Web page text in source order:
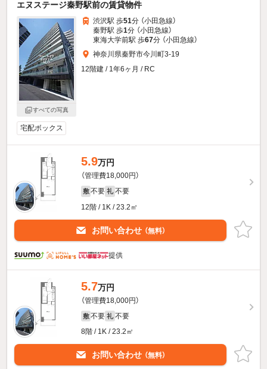
エヌステージ秦野駅前の賃貸物件
すべての写真
渋沢駅 歩51分 （小田急線）
秦野駅 歩1分 （小田急線）
東海大学前駅 歩67分 （小田急線）
神奈川県秦野市今川町3-19
12階建 / 1年6ヶ月 / RC
宅配ボックス
5.9万円
（管理費18,000円）
敷 不要 礼 不要
12階 / 1K / 23.2㎡
お問い合わせ （無料）
提供
5.7万円
（管理費18,000円）
敷 不要 礼 不要
8階 / 1K / 23.2㎡
お問い合わせ （無料）